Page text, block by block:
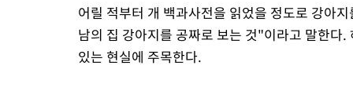
어릴 적부터 개 백과사전을 읽었을 정도로 강아
남의 집 강아지를 공짜로 보는 것"이라고 말한다
있는 현실에 주목한다.